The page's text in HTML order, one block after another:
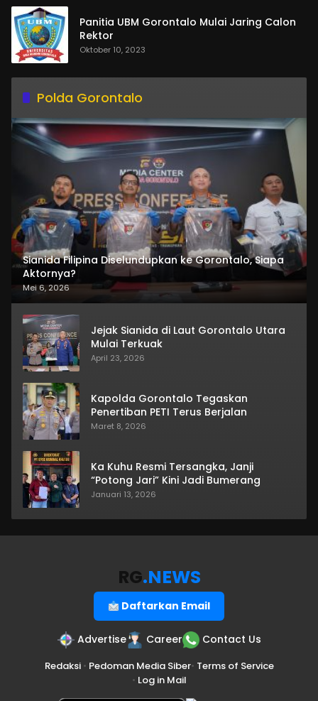
Panitia UBM Gorontalo Mulai Jaring Calon
Rektor
Oktober 10, 2023
Polda Gorontalo
Sianida Filipina Diselundupkan ke Gorontalo, Siapa
Aktornya?
Mei 6, 2026
Jejak Sianida di Laut Gorontalo Utara
Mulai Terkuak
April 23, 2026
Kapolda Gorontalo Tegaskan
Penertiban PETI Terus Berjalan
Maret 8, 2026
Ka Kuhu Resmi Tersangka, Janji
“Potong Jari” Kini Jadi Bumerang
Januari 13, 2026
RG.NEWS
Daftarkan Email
Advertise Career Contact Us
Redaksi• Pedoman Media Siber• Terms of Service
• Log in Mail